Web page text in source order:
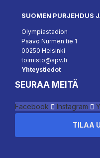
SUOMEN PURJEHDUS
Olympiastadion
Paavo Nurmen tie 1
00250 Helsinki
toimisto@spv.fi
Yhteystiedot
SEURAA MEITÄ
Facebook Instagram
TILAA